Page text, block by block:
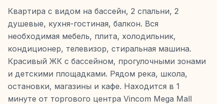
Квартира с видом на бассейн, 2 спальни, 2
душевые, кухня-гостиная, балкон. Вся
необходимая мебель, плита, холодильник,
кондиционер, телевизор, стиральная машина.
Красивый ЖК с бассейном, прогулочными зонами
и детскими площадками. Рядом река, школа,
остановки, магазины и кафе. Находится в 1
минуте от торгового центра Vincom Mega Mall